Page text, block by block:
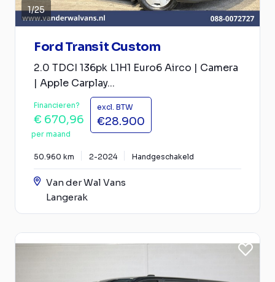
1/25
Ford Transit Custom
2.0 TDCI 136pk L1H1 Euro6 Airco | Camera
| Apple Carplay...
Financieren?
€ 670,96
per maand
excl. BTW
€28.900
50.960 km 2-2024 Handgeschakeld
Van der Wal Vans
Langerak